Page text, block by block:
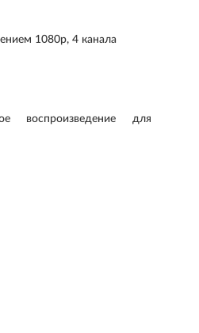
1080p, 4 канала
воспроизведение для